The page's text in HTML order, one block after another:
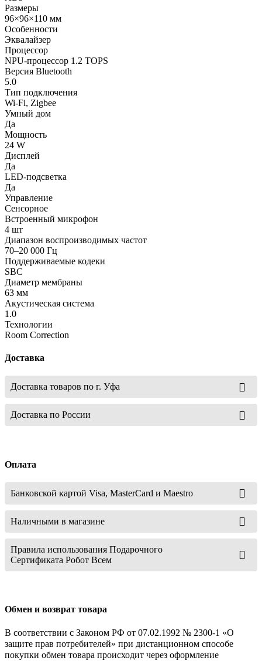
Размеры
96×96×110 мм
Особенности
Эквалайзер
Процессор
NPU-процессор 1.2 TOPS
Версия Bluetooth
5.0
Тип подключения
Wi-Fi, Zigbee
Умный дом
Да
Мощность
24 W
Дисплей
Да
LED-подсветка
Да
Управление
Сенсорное
Встроенный микрофон
4 шт
Диапазон воспроизводимых частот
70–20 000 Гц
Поддерживаемые кодеки
SBC
Диаметр мембраны
63 мм
Акустическая система
1.0
Технологии
Room Correction
Доставка
Доставка товаров по г. Уфа
Доставка по России
Оплата
Банковской картой Visa, MasterCard и Maestro
Наличными в магазине
Правила использования Подарочного
Сертификата Робот Всем
Обмен и возврат товара
В соответствии с Законом РФ от 07.02.1992 № 2300-1 «О
защите прав потребителей» при дистанционном способе
покупки обмен товара происходит через оформление